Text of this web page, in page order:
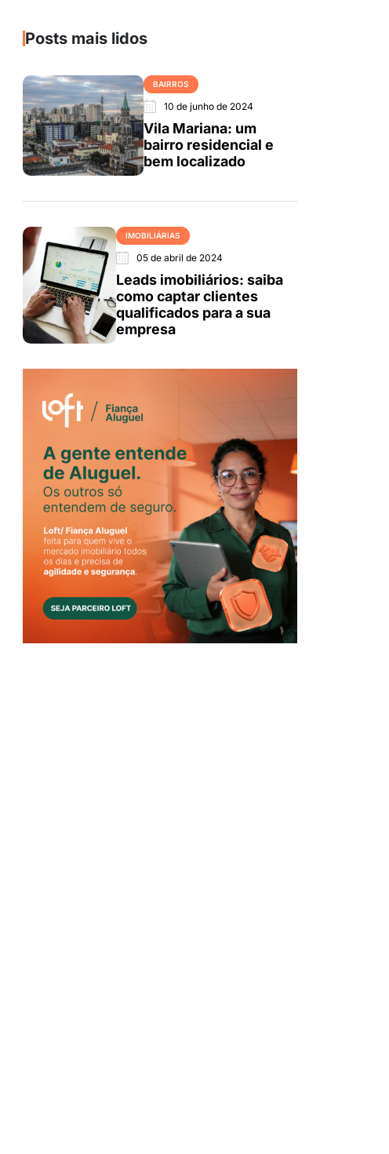
Posts mais lidos
BAIRROS
10 de junho de 2024
Vila Mariana: um
bairro residencial e
bem localizado
IMOBILIÁRIAS
05 de abril de 2024
Leads imobiliários: saiba
como captar clientes
qualificados para a sua
empresa